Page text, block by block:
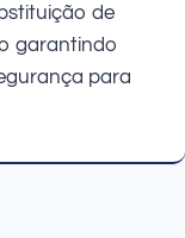
de
garantindo
para